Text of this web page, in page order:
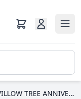
STATUETTE WILLOW TREE ANNIVERSAIRE